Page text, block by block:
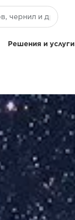
Решения и услуги